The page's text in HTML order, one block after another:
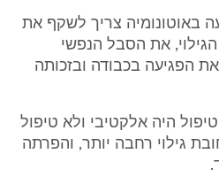
באוטונומיה צריך לשקף את
את הסבל הנפשי
הפגיעה בכבודה ובזכותה
היה אלקטיבי ולא טיפול
גילוי רחבה יותר, והפרתה